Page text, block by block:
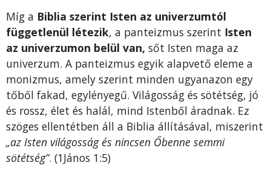
Míg a Biblia szerint Isten az univerzumtól
függetlenül létezik, a panteizmus szerint Isten
az univerzumon belül van, sőt Isten maga az
univerzum. A panteizmus egyik alapvető eleme a
monizmus, amely szerint minden ugyanazon egy
tőből fakad, egylényegű. Világosság és sötétség, jó
és rossz, élet és halál, mind Istenből áradnak. Ez
szöges ellentétben áll a Biblia állításával, miszerint
„az Isten világosság és nincsen Őbenne semmi
sötétség”. (1János 1:5)